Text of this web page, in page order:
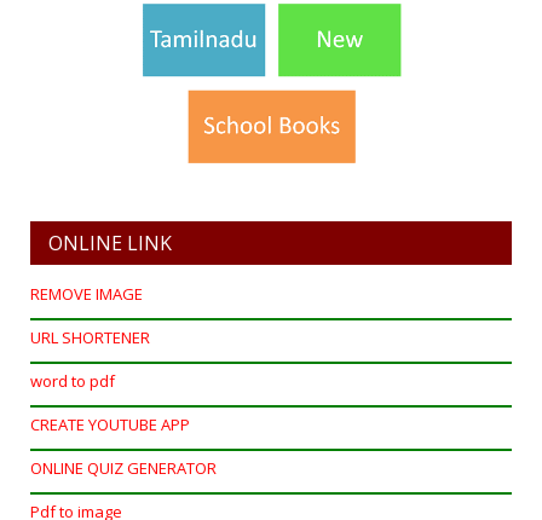
ONLINE LINK
REMOVE IMAGE
URL SHORTENER
word to pdf
CREATE YOUTUBE APP
ONLINE QUIZ GENERATOR
Pdf to image